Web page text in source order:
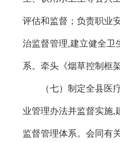
评估和监督；负责职业
治监督管理,建立健全卫
系。牵头《烟草控制框
（七）制定全县医
业管理办法并监督实施,
监督管理体系。会同有